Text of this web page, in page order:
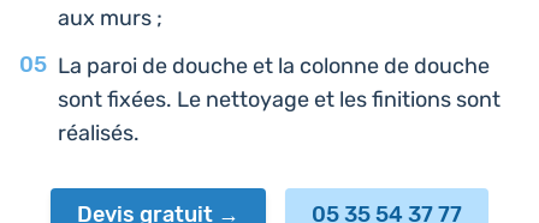
aux murs ;
La paroi de douche et la colonne de douche
sont fixées. Le net­toyage et les fini­tions sont
réalisés.
Devis gratuit 05 35 54 37 77